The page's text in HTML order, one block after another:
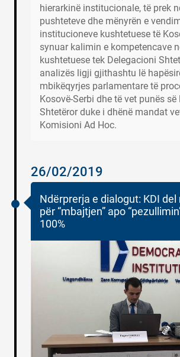
hierarkinë institucionale, të prek
pushteteve dhe mënyrën e
institucioneve kushtetuese të
synuar kalimin e kompetencave
kushtetuese tek Delegacioni
analizës ligji gjithashtu lë
mbikëqyrjes parlamentare të
Kosovë-Serbi dhe të vet punës
Shtetëror duke i dhënë mandat
Komisioni Ad Hoc.
26/02/2019
Ndërprerja e dialogut: KDI
për “mbajtjen” apo
100%